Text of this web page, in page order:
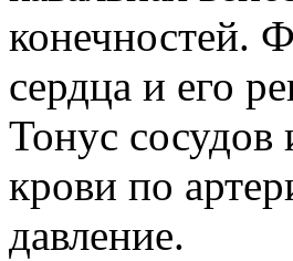
конечностей.
сердца и его
Тонус
крови по
давление.